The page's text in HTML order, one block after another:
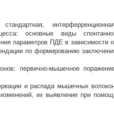
основные виды
параметров ПДЕ в зависимости
по формированию
первично-мышечное
и распада мышечных
их выявление при